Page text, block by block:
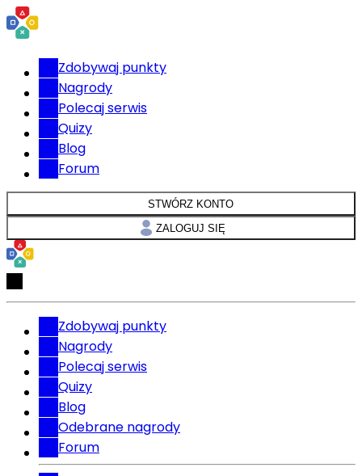
Zdobywaj punkty
Nagrody
Polecaj serwis
Quizy
Blog
Forum
STWÓRZ KONTO
ZALOGUJ SIĘ
Zdobywaj punkty
Nagrody
Polecaj serwis
Quizy
Blog
Odebrane nagrody
Forum